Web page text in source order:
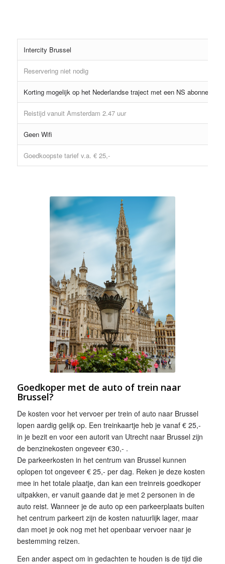
Intercity Brussel
Reservering niet nodig
Korting mogelijk op het Nederlandse traject met een NS abonnement
Reistijd vanuit Amsterdam 2.47 uur
Geen Wifi
Goedkoopste tarief v.a. € 25,-
Goedkoper met de auto of trein naar
Brussel?
De kosten voor het vervoer per trein of auto naar Brussel
lopen aardig gelijk op. Een treinkaartje heb je vanaf € 25,-
in je bezit en voor een autorit van Utrecht naar Brussel zijn
de benzinekosten ongeveer €30,- .
De parkeerkosten in het centrum van Brussel kunnen
oplopen tot ongeveer € 25,- per dag. Reken je deze kosten
mee in het totale plaatje, dan kan een treinreis goedkoper
uitpakken, er vanuit gaande dat je met 2 personen in de
auto reist. Wanneer je de auto op een parkeerplaats buiten
het centrum parkeert zijn de kosten natuurlijk lager, maar
dan moet je ook nog met het openbaar vervoer naar je
bestemming reizen.
Een ander aspect om in gedachten te houden is de tijd die